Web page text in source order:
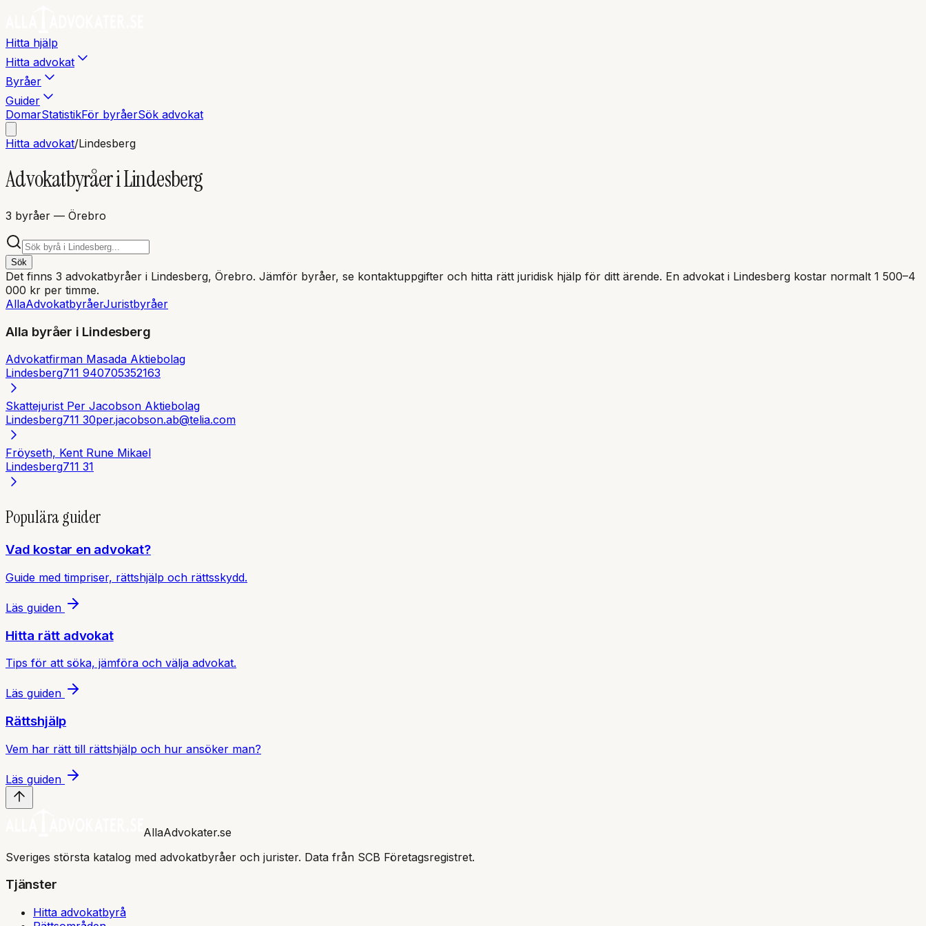
Hitta hjälp
Hitta advokat
Byråer
Guider
DomarStatistikFör byråerSök advokat
Hitta advokat/Lindesberg
Advokatbyråer iLindesberg
3 byråer — Örebro
Sök
Det finns 3 advokatbyråer i Lindesberg, Örebro. Jämför byråer, se kontaktuppgifter och hitta rätt juridisk hjälp för ditt ärende. En advokat i Lindesberg kostar normalt 1 500–4
000 kr per timme.
AllaAdvokatbyråerJuristbyråer
Alla byråer i Lindesberg
Advokatfirman Masada Aktiebolag
Lindesberg711 940705352163
Skattejurist Per Jacobson Aktiebolag
Lindesberg711 30per.jacobson.ab@telia.com
Fröyseth, Kent Rune Mikael
Lindesberg711 31
Populära guider
Vad kostar en advokat?
Guide med timpriser, rättshjälp och rättsskydd.
Läs guiden
Hitta rätt advokat
Tips för att söka, jämföra och välja advokat.
Läs guiden
Rättshjälp
Vem har rätt till rättshjälp och hur ansöker man?
Läs guiden
AllaAdvokater.se
Sveriges största katalog med advokatbyråer och jurister. Data från SCB Företagsregistret.
Tjänster
Hitta advokatbyrå